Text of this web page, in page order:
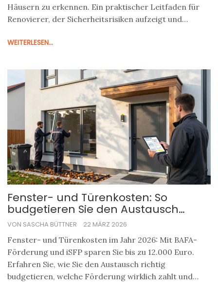
Häusern zu erkennen. Ein praktischer Leitfaden für
Renovierer, der Sicherheitsrisiken aufzeigt und
WEITERLESEN...
Fenster- und Türenkosten: So
budgetieren Sie den Austausch
richtig - mit Förderung 2026
VON SASCHA BÜTTNER 22 MÄRZ 2026
Fenster- und Türenkosten im Jahr 2026: Mit BAFA-
Förderung und iSFP sparen Sie bis zu 12.000 Euro.
Erfahren Sie, wie Sie den Austausch richtig
budgetieren, welche Förderung wirklich zahlt und